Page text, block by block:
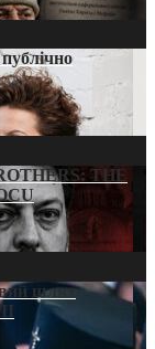
THE
шлях